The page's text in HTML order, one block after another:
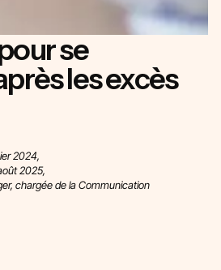
se
les excès
2024,
2025,
chargée de la Communication